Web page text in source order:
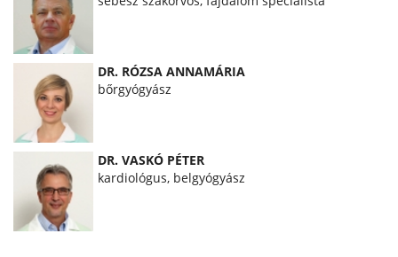
DR. RÓZSA ANNAMÁRIA
bőrgyógyász
DR. VASKÓ PÉTER
kardiológus, belgyógyász